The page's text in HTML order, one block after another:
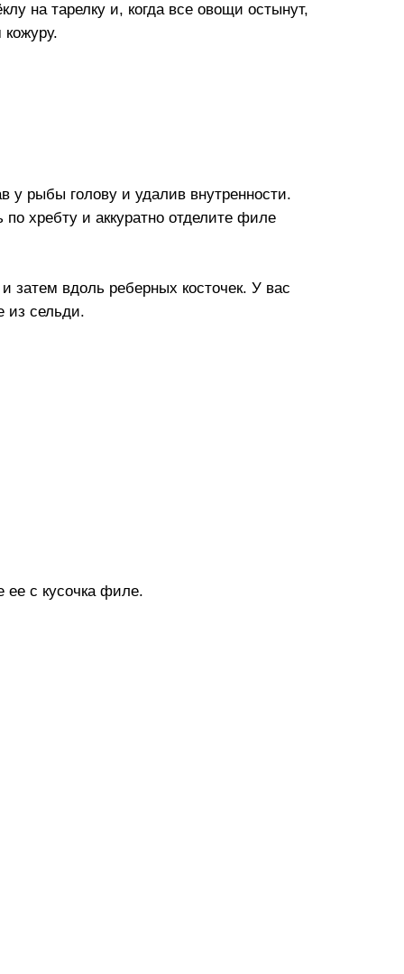
на тарелку и, когда все овощи остынут,
у рыбы голову и удалив внутренности.
хребту и аккуратно отделите филе
затем вдоль реберных косточек. У вас
из сельди.
ее с кусочка филе.